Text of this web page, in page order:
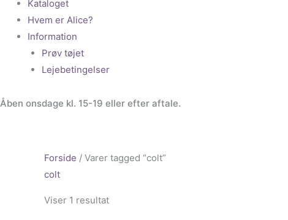
Kataloget
Hvem er Alice?
Information
Prøv tøjet
Lejebetingelser
Åben onsdage kl. 15-19 eller efter aftale.
Forside / Varer tagged “colt”
colt
Viser 1 resultat